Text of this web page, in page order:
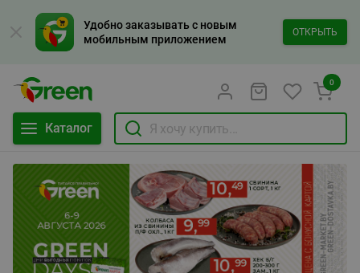
Удобно заказывать с новым
мобильным приложением
ОТКРЫТЬ
Каталог
0